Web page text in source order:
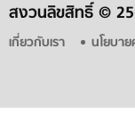
สงวนลิขสิทธิ์ ©
เกี่ยวกับเรา นโยบา